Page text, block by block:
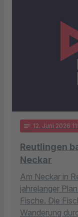
notes 12. Juni 2026
Reutlingen
Neckar
Am Neckar in
jahrelanger
Fische. Die
Wanderung